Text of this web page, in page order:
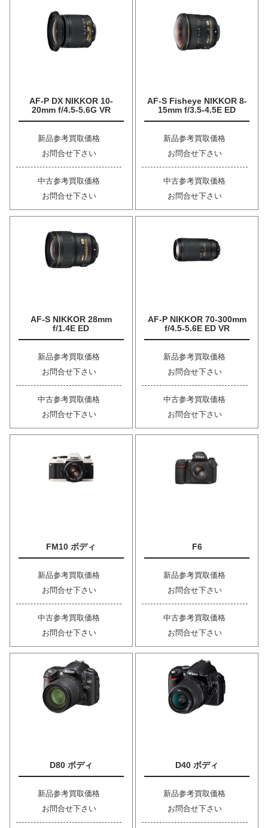
AF-P DX NIKKOR 10-
20mm f/4.5-5.6G VR
新品参考買取価格
お問合せ下さい
中古参考買取価格
お問合せ下さい
AF-S Fisheye NIKKOR 8-
15mm f/3.5-4.5E ED
新品参考買取価格
お問合せ下さい
中古参考買取価格
お問合せ下さい
AF-S NIKKOR 28mm
f/1.4E ED
新品参考買取価格
お問合せ下さい
中古参考買取価格
お問合せ下さい
AF-P NIKKOR 70-300mm
f/4.5-5.6E ED VR
新品参考買取価格
お問合せ下さい
中古参考買取価格
お問合せ下さい
FM10 ボディ
新品参考買取価格
お問合せ下さい
中古参考買取価格
お問合せ下さい
F6
新品参考買取価格
お問合せ下さい
中古参考買取価格
お問合せ下さい
D80 ボディ
新品参考買取価格
お問合せ下さい
D40 ボディ
新品参考買取価格
お問合せ下さい